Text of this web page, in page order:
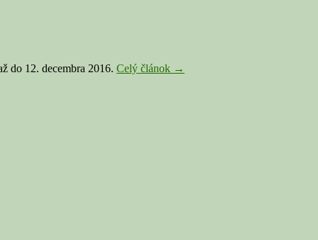
do 12. decembra 2016. Celý článok MALOHONT:
→